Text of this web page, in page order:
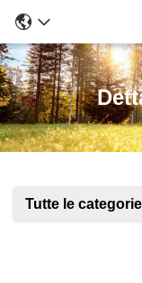
Tutte le categorie